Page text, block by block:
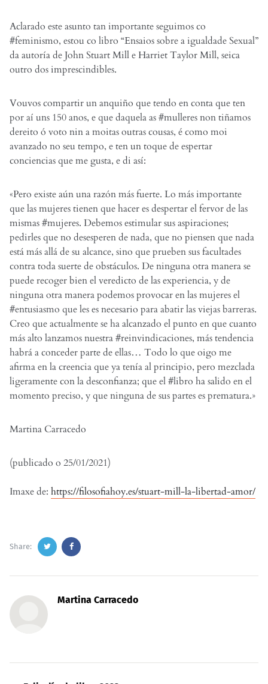
Aclarado este asunto tan importante seguimos co
#feminismo, estou co libro “Ensaios sobre a igualdade Sexual”
da autoría de John Stuart Mill e Harriet Taylor Mill, seica
outro dos imprescindibles.
Vouvos compartir un anquiño que tendo en conta que ten
por aí uns 150 anos, e que daquela as #mulleres non tiñamos
dereito ó voto nin a moitas outras cousas, é como moi
avanzado no seu tempo, e ten un toque de espertar
conciencias que me gusta, e di así:
«Pero existe aún una razón más fuerte. Lo más importante
que las mujeres tienen que hacer es despertar el fervor de las
mismas #mujeres. Debemos estimular sus aspiraciones;
pedirles que no desesperen de nada, que no piensen que nada
está más allá de su alcance, sino que prueben sus facultades
contra toda suerte de obstáculos. De ninguna otra manera se
puede recoger bien el veredicto de las experiencia, y de
ninguna otra manera podemos provocar en las mujeres el
#entusiasmo que les es necesario para abatir las viejas barreras.
Creo que actualmente se ha alcanzado el punto en que cuanto
más alto lanzamos nuestra #reinvindicaciones, más tendencia
habrá a conceder parte de ellas… Todo lo que oigo me
afirma en la creencia que ya tenía al principio, pero mezclada
ligeramente con la desconfianza; que el #libro ha salido en el
momento preciso, y que ninguna de sus partes es prematura.»
Martina Carracedo
(publicado o 25/01/2021)
Imaxe de: https://filosofiahoy.es/stuart-mill-la-libertad-amor/
Share:
Martina Carracedo